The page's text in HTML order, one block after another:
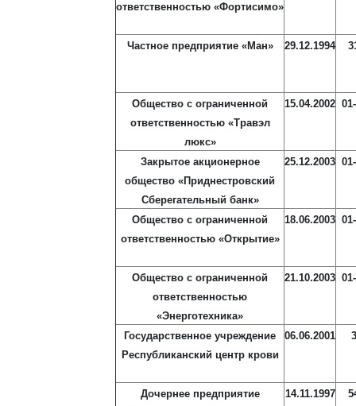
ответственностью «Фортисимо»
Частное предприятие «Ман» 29.12.1994
Общество с ограниченной
ответственностью «Травэл
люкс»
15.04.2002
Закрытое акционерное
общество «Приднестровский
Сберегательный банк»
25.12.2003
Общество с ограниченной
ответственностью «Открытие»
18.06.2003
Общество с ограниченной
ответственностью
«Энерготехника»
21.10.2003
Государственное учреждение
Республиканский центр крови
06.06.2001
Дочернее предприятие
14.11.1997